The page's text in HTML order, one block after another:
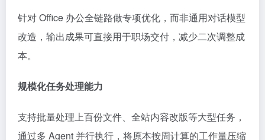
针对 Office 办公全链路做专项优化，而非通用对话模型
改造，输出成果可直接用于职场交付，减少二次调整成
本。
规模化任务处理能力
支持批量处理上百份文件、全站内容改版等大型任务，
通过多 Agent 并行执行，将原本按周计算的工作量压缩